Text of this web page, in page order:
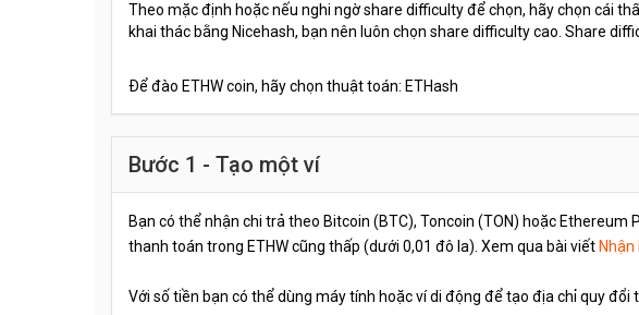
Theo mặc định hoặc nếu nghi ngờ share difficulty để chọn, hãy chọn cái
khai thác bằng Nicehash, bạn nên luôn chọn share difficulty cao. Share
Để đào ETHW coin, hãy chọn thuật toán: ETHash
Bước 1 - Tạo một ví
Bạn có thể nhận chi trả theo Bitcoin (BTC), Toncoin (TON) hoặc
thanh toán trong ETHW cũng thấp (dưới 0,01 đô la). Xem qua bài viết
Với số tiền bạn có thể dùng máy tính hoặc ví di động để tạo địa chỉ quy đổi